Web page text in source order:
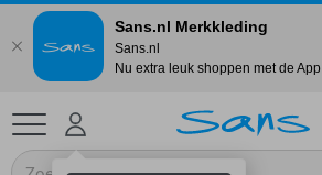
Sans.nl Merkkleding
Sans.nl
Nu extra leuk shoppen met de App.